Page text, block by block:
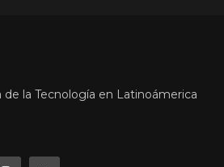
de la Tecnología en Latinoámerica